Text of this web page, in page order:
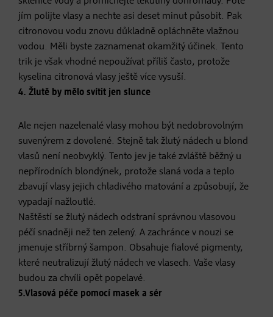
jím polijte vlasy a nechte asi deset minut působit. Pak
citronovou vodu znovu důkladně opláchněte vlažnou
vodou. Měli byste zaznamenat okamžitý účinek. Tento
trik je však vhodné nepoužívat příliš často, protože
kyselina citronová vlasy ještě více vysuší.
4. Žlutě by mělo svítit jen slunce
Ale nejen nazelenalé vlasy mohou být nedobrovolným
suvenýrem z dovolené. Stejně tak žlutý nádech u blond
vlasů není neobvyklý. Tento jev je také zvláště běžný u
nepřírodních blondýnek, protože slaná voda a teplo
zbavují vlasy jejich chladivého matování a způsobují, že
vypadají nažloutlé.
Naštěstí se žlutý nádech odstraní správnou vlasovou
péčí snadněji než ten zelený. A zachránce v nouzi se
jmenuje stříbrný šampon. Obsahuje fialové pigmenty,
které neutralizují žlutý nádech ve vlasech. Vaše vlasy
budou za chvíli opět popelavé.
5.Vlasová péče pomocí masek a sér